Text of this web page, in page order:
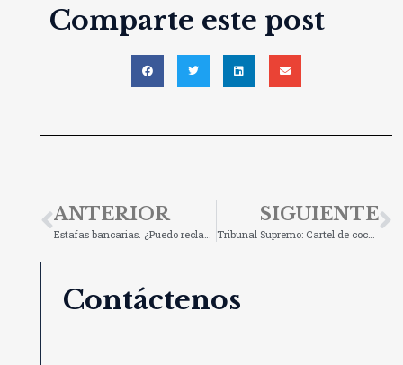
Comparte este post
ANTERIOR SIGUIENTE
Tribunal Supremo: Cartel de coches
Contáctenos